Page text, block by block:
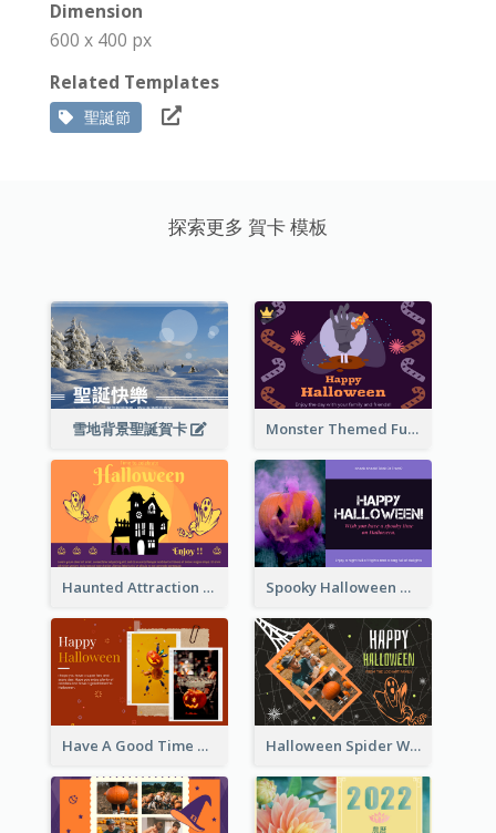
Dimension
600 x 400 px
Related Templates
聖誕節
探索更多 賀卡 模板
雪地背景聖誕賀卡 Monster Themed Fun Halloween Greeting Card
Haunted Attraction Themed Halloween Card Spooky Halloween Greeting Card
Have A Good Time This Halloween Greeting Card Halloween Spider Web Greeting Card